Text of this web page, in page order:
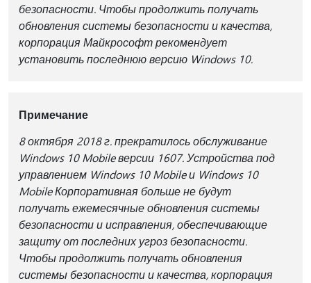
безопасности. Чтобы продолжить получать
обновления системы безопасности и качества,
корпорация Майкрософт рекомендует
установить последнюю версию Windows 10.
Примечание
8 октября 2018 г. прекратилось обслуживание
Windows 10 Mobile версии 1607. Устройства под
управлением Windows 10 Mobile и Windows 10
Mobile Корпоративная больше не будут
получать ежемесячные обновления системы
безопасности и исправления, обеспечивающие
защиту от последних угроз безопасности.
Чтобы продолжить получать обновления
системы безопасности и качества, корпорация